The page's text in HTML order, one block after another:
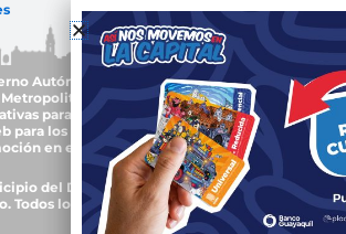
Autónomo Descentralizado del
de Quito, trabajará en
para garantizar accesibilidad
para los grupos de atención y
en el uso de plurilingüismo
del Distrito Metropolitano de
Todos los derechos reservados.